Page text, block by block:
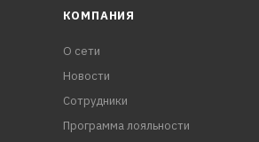
КОМПАНИЯ
О сети
Новости
Сотрудники
Программа лояльности